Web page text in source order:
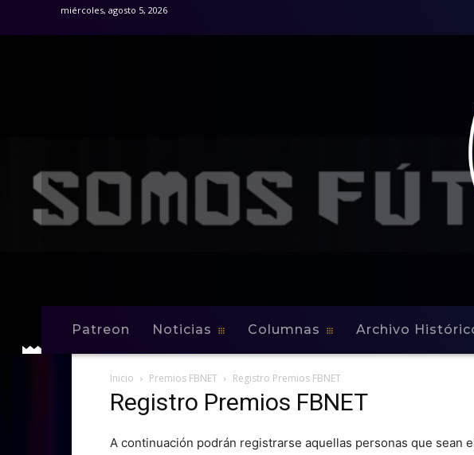
miércoles, agosto 5, 2026
Patreon Noticias Columnas Archivo
Inicio Premios FBNET Registro Premios FBNET
Registro Premios FBNET
A continuación podrán registrarse aquellas personas que sean